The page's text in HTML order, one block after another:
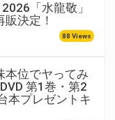
「水龍敬」
決定！
88 Views
本位でヤってみ
第1巻・第2
本プレゼントキ